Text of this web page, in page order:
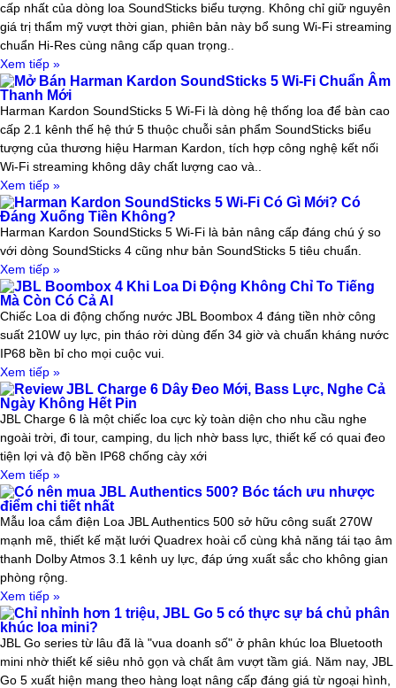
cấp nhất của dòng loa SoundSticks biểu tượng. Không chỉ giữ nguyên
giá trị thẩm mỹ vượt thời gian, phiên bản này bổ sung Wi-Fi streaming
chuẩn Hi-Res cùng nâng cấp quan trọng..
Xem tiếp »
Mở Bán Harman Kardon SoundSticks 5 Wi-Fi Chuẩn Âm
Thanh Mới
Harman Kardon SoundSticks 5 Wi-Fi là dòng hệ thống loa để bàn cao
cấp 2.1 kênh thế hệ thứ 5 thuộc chuỗi sản phẩm SoundSticks biểu
tượng của thương hiệu Harman Kardon, tích hợp công nghệ kết nối
Wi-Fi streaming không dây chất lượng cao và..
Xem tiếp »
Harman Kardon SoundSticks 5 Wi-Fi Có Gì Mới? Có
Đáng Xuống Tiền Không?
Harman Kardon SoundSticks 5 Wi-Fi là bản nâng cấp đáng chú ý so
với dòng SoundSticks 4 cũng như bản SoundSticks 5 tiêu chuẩn.
Xem tiếp »
JBL Boombox 4 Khi Loa Di Động Không Chỉ To Tiếng
Mà Còn Có Cả AI
Chiếc Loa di động chống nước JBL Boombox 4 đáng tiền nhờ công
suất 210W uy lực, pin tháo rời dùng đến 34 giờ và chuẩn kháng nước
IP68 bền bỉ cho mọi cuộc vui.
Xem tiếp »
Review JBL Charge 6 Dây Đeo Mới, Bass Lực, Nghe Cả
Ngày Không Hết Pin
JBL Charge 6 là một chiếc loa cực kỳ toàn diện cho nhu cầu nghe
ngoài trời, đi tour, camping, du lịch nhờ bass lực, thiết kế có quai đeo
tiện lợi và độ bền IP68 chống cày xới
Xem tiếp »
Có nên mua JBL Authentics 500? Bóc tách ưu nhược
điểm chi tiết nhất
Mẫu loa cắm điện Loa JBL Authentics 500 sở hữu công suất 270W
mạnh mẽ, thiết kế mặt lưới Quadrex hoài cổ cùng khả năng tái tạo âm
thanh Dolby Atmos 3.1 kênh uy lực, đáp ứng xuất sắc cho không gian
phòng rộng.
Xem tiếp »
Chỉ nhỉnh hơn 1 triệu, JBL Go 5 có thực sự bá chủ phân
khúc loa mini?
JBL Go series từ lâu đã là "vua doanh số" ở phân khúc loa Bluetooth
mini nhờ thiết kế siêu nhỏ gọn và chất âm vượt tầm giá. Năm nay, JBL
Go 5 xuất hiện mang theo hàng loạt nâng cấp đáng giá từ ngoại hình,